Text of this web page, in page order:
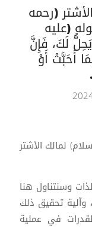
(رحمه
(عليه
لَكَ، فَإِنَّ
أَحَبَّتْ أَوْ
لمالك الأشتر
وسنتناول هنا
وآلية تحقيق ذلك
في عملية